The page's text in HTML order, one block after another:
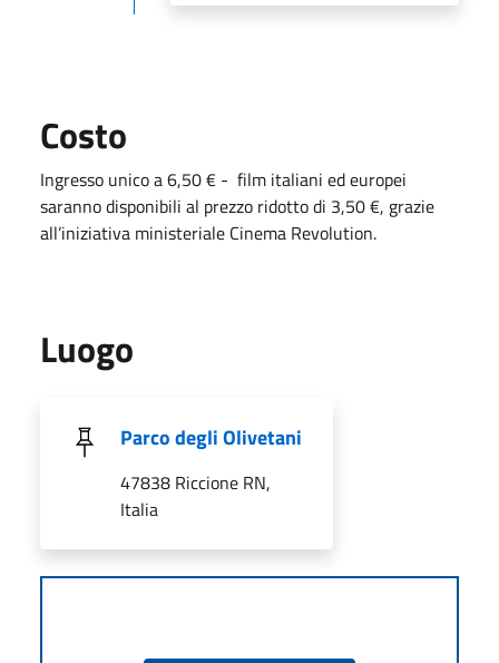
Costo
Ingresso unico a 6,50 € - film italiani ed europei
saranno disponibili al prezzo ridotto di 3,50 €, grazie
all’iniziativa ministeriale Cinema Revolution.
Luogo
Parco degli Olivetani
47838 Riccione RN,
Italia